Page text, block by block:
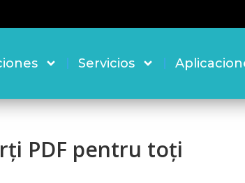
Servicios
PDF pentru toți